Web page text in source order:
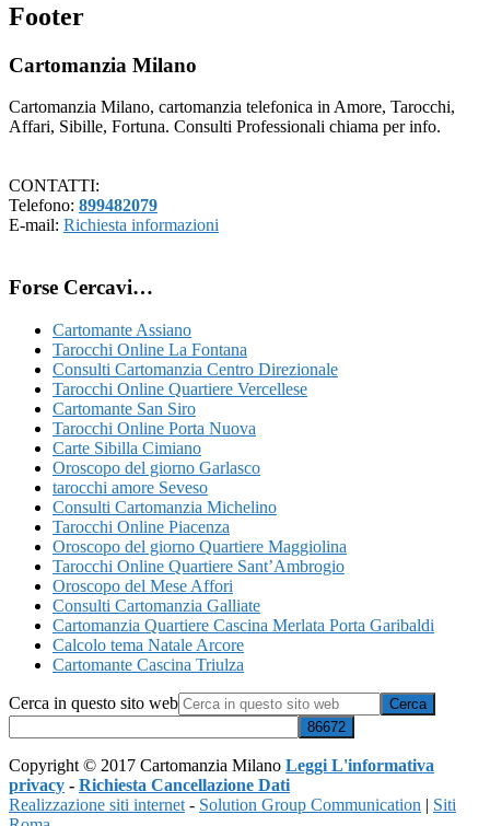
Footer
Cartomanzia Milano
Cartomanzia Milano, cartomanzia telefonica in Amore, Tarocchi,
Affari, Sibille, Fortuna. Consulti Professionali chiama per info.
CONTATTI:
Telefono: 899482079
E-mail: Richiesta informazioni
Forse Cercavi…
Cartomante Assiano
Tarocchi Online La Fontana
Consulti Cartomanzia Centro Direzionale
Tarocchi Online Quartiere Vercellese
Cartomante San Siro
Tarocchi Online Porta Nuova
Carte Sibilla Cimiano
Oroscopo del giorno Garlasco
tarocchi amore Seveso
Consulti Cartomanzia Michelino
Tarocchi Online Piacenza
Oroscopo del giorno Quartiere Maggiolina
Tarocchi Online Quartiere Sant’Ambrogio
Oroscopo del Mese Affori
Consulti Cartomanzia Galliate
Cartomanzia Quartiere Cascina Merlata Porta Garibaldi
Calcolo tema Natale Arcore
Cartomante Cascina Triulza
Cerca in questo sito web
Copyright © 2017 Cartomanzia Milano Leggi L'informativa
privacy - Richiesta Cancellazione Dati
Realizzazione siti internet - Solution Group Communication | Siti